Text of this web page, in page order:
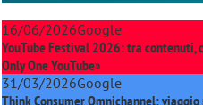
16/06/2026Google
YouTube Festival 2026: tra contenuti,
Only One YouTube»
31/03/2026Google
Think Consumer Omnichannel: